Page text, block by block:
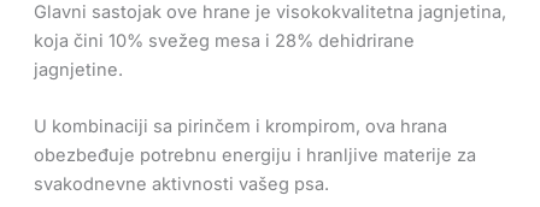
Glavni sastojak ove hrane je visokokvalitetna jagnjetina,
koja čini 10% svežeg mesa i 28% dehidrirane
jagnjetine.
U kombinaciji sa pirinčem i krompirom, ova hrana
obezbeđuje potrebnu energiju i hranljive materije za
svakodnevne aktivnosti vašeg psa.